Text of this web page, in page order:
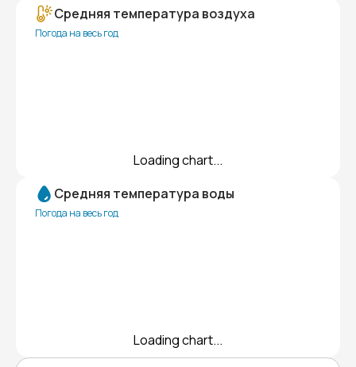
Средняя температура воздуха
Погода на весь год
Loading chart...
Средняя температура воды
Погода на весь год
Loading chart...